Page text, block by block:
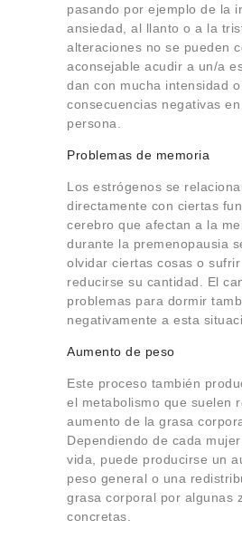
pasando por ejemplo de la
ansiedad, al llanto o a la
alteraciones no se pueden
aconsejable acudir a un/a
dan con mucha intensidad
consecuencias negativas
persona.
Problemas de memoria
Los estrógenos se
directamente con ciertas
cerebro que afectan a la
durante la premenopausia
olvidar ciertas cosas o
reducirse su cantidad. El
problemas para dormir
negativamente a esta
Aumento de peso
Este proceso también
el metabolismo que suelen
aumento de la grasa
Dependiendo de cada
vida, puede producirse un
peso general o una
grasa corporal por algunas
concretas.